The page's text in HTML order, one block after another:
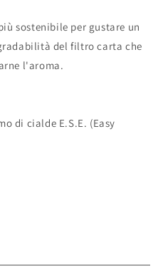
sostenibile per gustare un
del filtro carta che
l'aroma.
di cialde E.S.E. (Easy